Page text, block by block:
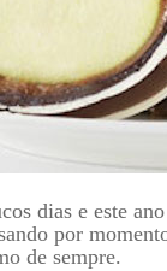
dias e este
por
de sempre.